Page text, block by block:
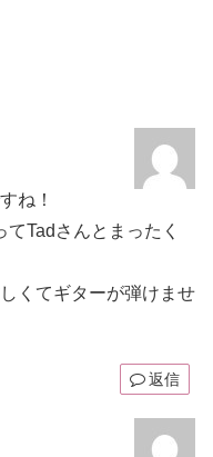
ね！
Tadさんとまったく
くてギターが弾けませ
返信